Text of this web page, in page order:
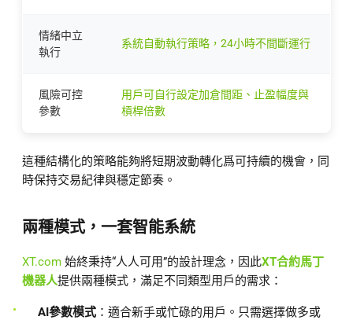
情緒中立
執行
系統自動執行策略，24小時不間斷運行
風險可控
參數
用戶可自行設定加倉間距、止盈幅度與
槓桿倍數
這種結構化的策略能夠將短期波動轉化爲可持續的機會，同
時保持交易紀律與穩定節奏。
兩種模式，一套智能系統
XT.com 始終秉持“人人可用”的設計理念，因此XT合約馬丁
機器人提供兩種模式，滿足不同類型用戶的需求：
AI參數模式 ：適合新手或忙碌的用戶。只需選擇做多或